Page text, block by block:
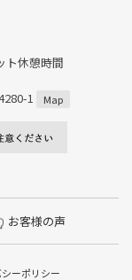
ト休憩時間
1
Map
お客様の声
ーポリシー